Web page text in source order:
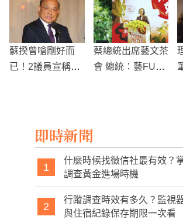
蘇揆曾嗆剛好而
已！2議員宣稱有
蔡總統出席藝文茶
會 總統：藝FUN
即時新聞
1
什麼時候找徵信社最有效？
調查黃金進場時機
2
行蹤調查時效有多久？監視
與住宿紀錄保存期限一次看